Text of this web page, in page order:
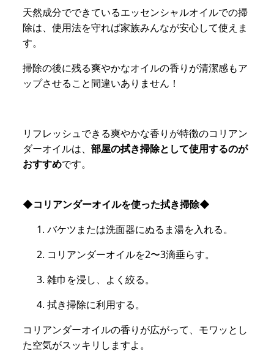
天然成分でできているエッセンシャルオイルでの掃
除は、使用法を守れば家族みんなが安心して使えま
す。
掃除の後に残る爽やかなオイルの香りが清潔感もア
ップさせること間違いありません！
リフレッシュできる爽やかな香りが特徴のコリアン
ダーオイルは、 部屋の拭き掃除として使用するのが
おすすめです。
◆コリアンダーオイルを使った拭き掃除◆
バケツまたは洗面器にぬるま湯を入れる。
コリアンダーオイルを2〜3滴垂らす。
雑巾を浸し、よく絞る。
拭き掃除に利用する。
コリアンダーオイルの香りが広がって、モワッとし
た空気がスッキリしますよ。